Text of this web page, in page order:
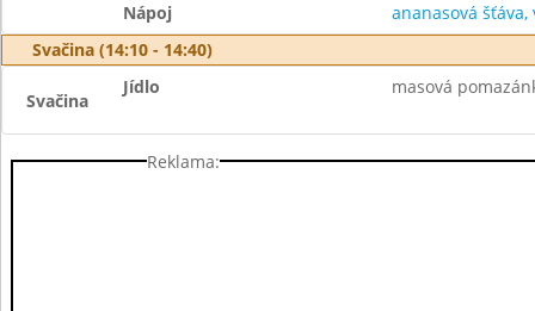
Nápoj
ananasová šťáva,
Svačina (14:10 - 14:40)
Svačina
Jídlo masová
Reklama: